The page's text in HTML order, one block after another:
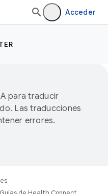
Acceder
para traducir
Las traducciones
errores.